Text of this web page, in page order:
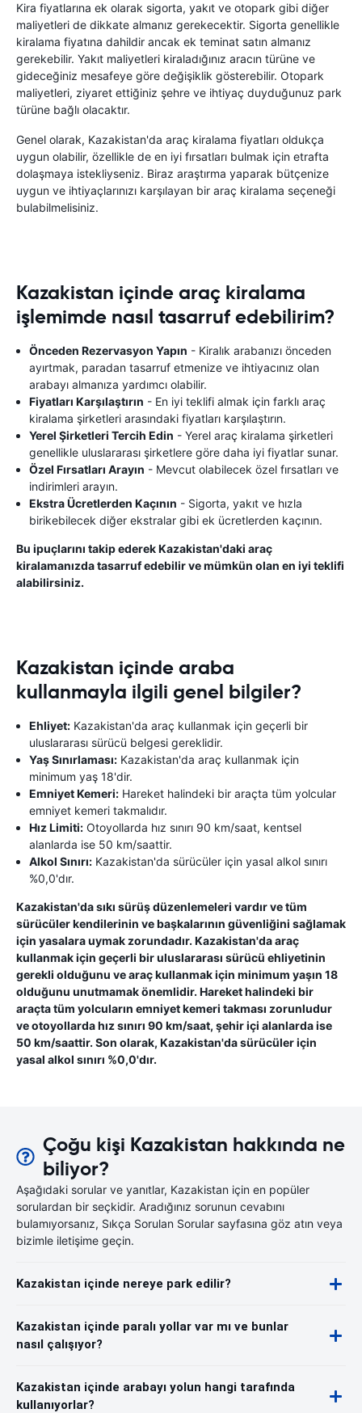
Kira fiyatlarına ek olarak sigorta, yakıt ve otopark gibi diğer
maliyetleri de dikkate almanız gerekecektir. Sigorta genellikle
kiralama fiyatına dahildir ancak ek teminat satın almanız
gerekebilir. Yakıt maliyetleri kiraladığınız aracın türüne ve
gideceğiniz mesafeye göre değişiklik gösterebilir. Otopark
maliyetleri, ziyaret ettiğiniz şehre ve ihtiyaç duyduğunuz park
türüne bağlı olacaktır.
Genel olarak, Kazakistan'da araç kiralama fiyatları oldukça
uygun olabilir, özellikle de en iyi fırsatları bulmak için etrafta
dolaşmaya istekliyseniz. Biraz araştırma yaparak bütçenize
uygun ve ihtiyaçlarınızı karşılayan bir araç kiralama seçeneği
bulabilmelisiniz.
Kazakistan içinde araç kiralama
işlemimde nasıl tasarruf edebilirim?
Önceden Rezervasyon Yapın - Kiralık arabanızı önceden
ayırtmak, paradan tasarruf etmenize ve ihtiyacınız olan
arabayı almanıza yardımcı olabilir.
Fiyatları Karşılaştırın - En iyi teklifi almak için farklı araç
kiralama şirketleri arasındaki fiyatları karşılaştırın.
Yerel Şirketleri Tercih Edin - Yerel araç kiralama şirketleri
genellikle uluslararası şirketlere göre daha iyi fiyatlar sunar.
Özel Fırsatları Arayın - Mevcut olabilecek özel fırsatları ve
indirimleri arayın.
Ekstra Ücretlerden Kaçının - Sigorta, yakıt ve hızla
birikebilecek diğer ekstralar gibi ek ücretlerden kaçının.
Bu ipuçlarını takip ederek Kazakistan'daki araç
kiralamanızda tasarruf edebilir ve mümkün olan en iyi teklifi
alabilirsiniz.
Kazakistan içinde araba
kullanmayla ilgili genel bilgiler?
Ehliyet: Kazakistan'da araç kullanmak için geçerli bir
uluslararası sürücü belgesi gereklidir.
Yaş Sınırlaması: Kazakistan'da araç kullanmak için
minimum yaş 18'dir.
Emniyet Kemeri: Hareket halindeki bir araçta tüm yolcular
emniyet kemeri takmalıdır.
Hız Limiti: Otoyollarda hız sınırı 90 km/saat, kentsel
alanlarda ise 50 km/saattir.
Alkol Sınırı: Kazakistan'da sürücüler için yasal alkol sınırı
%0,0'dır.
Kazakistan'da sıkı sürüş düzenlemeleri vardır ve tüm
sürücüler kendilerinin ve başkalarının güvenliğini sağlamak
için yasalara uymak zorundadır. Kazakistan'da araç
kullanmak için geçerli bir uluslararası sürücü ehliyetinin
gerekli olduğunu ve araç kullanmak için minimum yaşın 18
olduğunu unutmamak önemlidir. Hareket halindeki bir
araçta tüm yolcuların emniyet kemeri takması zorunludur
ve otoyollarda hız sınırı 90 km/saat, şehir içi alanlarda ise
50 km/saattir. Son olarak, Kazakistan'da sürücüler için
yasal alkol sınırı %0,0'dır.
Çoğu kişi Kazakistan hakkında ne
biliyor?
Aşağıdaki sorular ve yanıtlar, Kazakistan için en popüler
sorulardan bir seçkidir. Aradığınız sorunun cevabını
bulamıyorsanız, Sıkça Sorulan Sorular sayfasına göz atın veya
bizimle iletişime geçin.
Kazakistan içinde nereye park edilir?
Kazakistan içinde paralı yollar var mı ve bunlar
nasıl çalışıyor?
Kazakistan içinde arabayı yolun hangi tarafında
kullanıyorlar?